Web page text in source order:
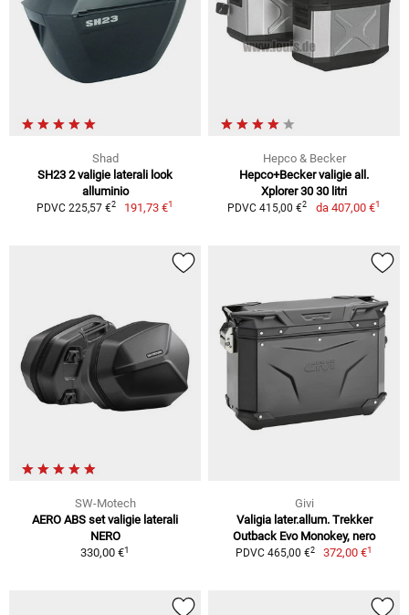
Shad
SH23 2 valigie laterali look
alluminio
PDVC 225,57 €2 191,73 €1
Hepco & Becker
Hepco+Becker valigie all.
Xplorer 30 30 litri
PDVC 415,00 €2 da 407,00 €1
SW-Motech
AERO ABS set valigie laterali
NERO
330,00 €1
Givi
Valigia later.allum. Trekker
Outback Evo Monokey, nero
PDVC 465,00 €2 372,00 €1